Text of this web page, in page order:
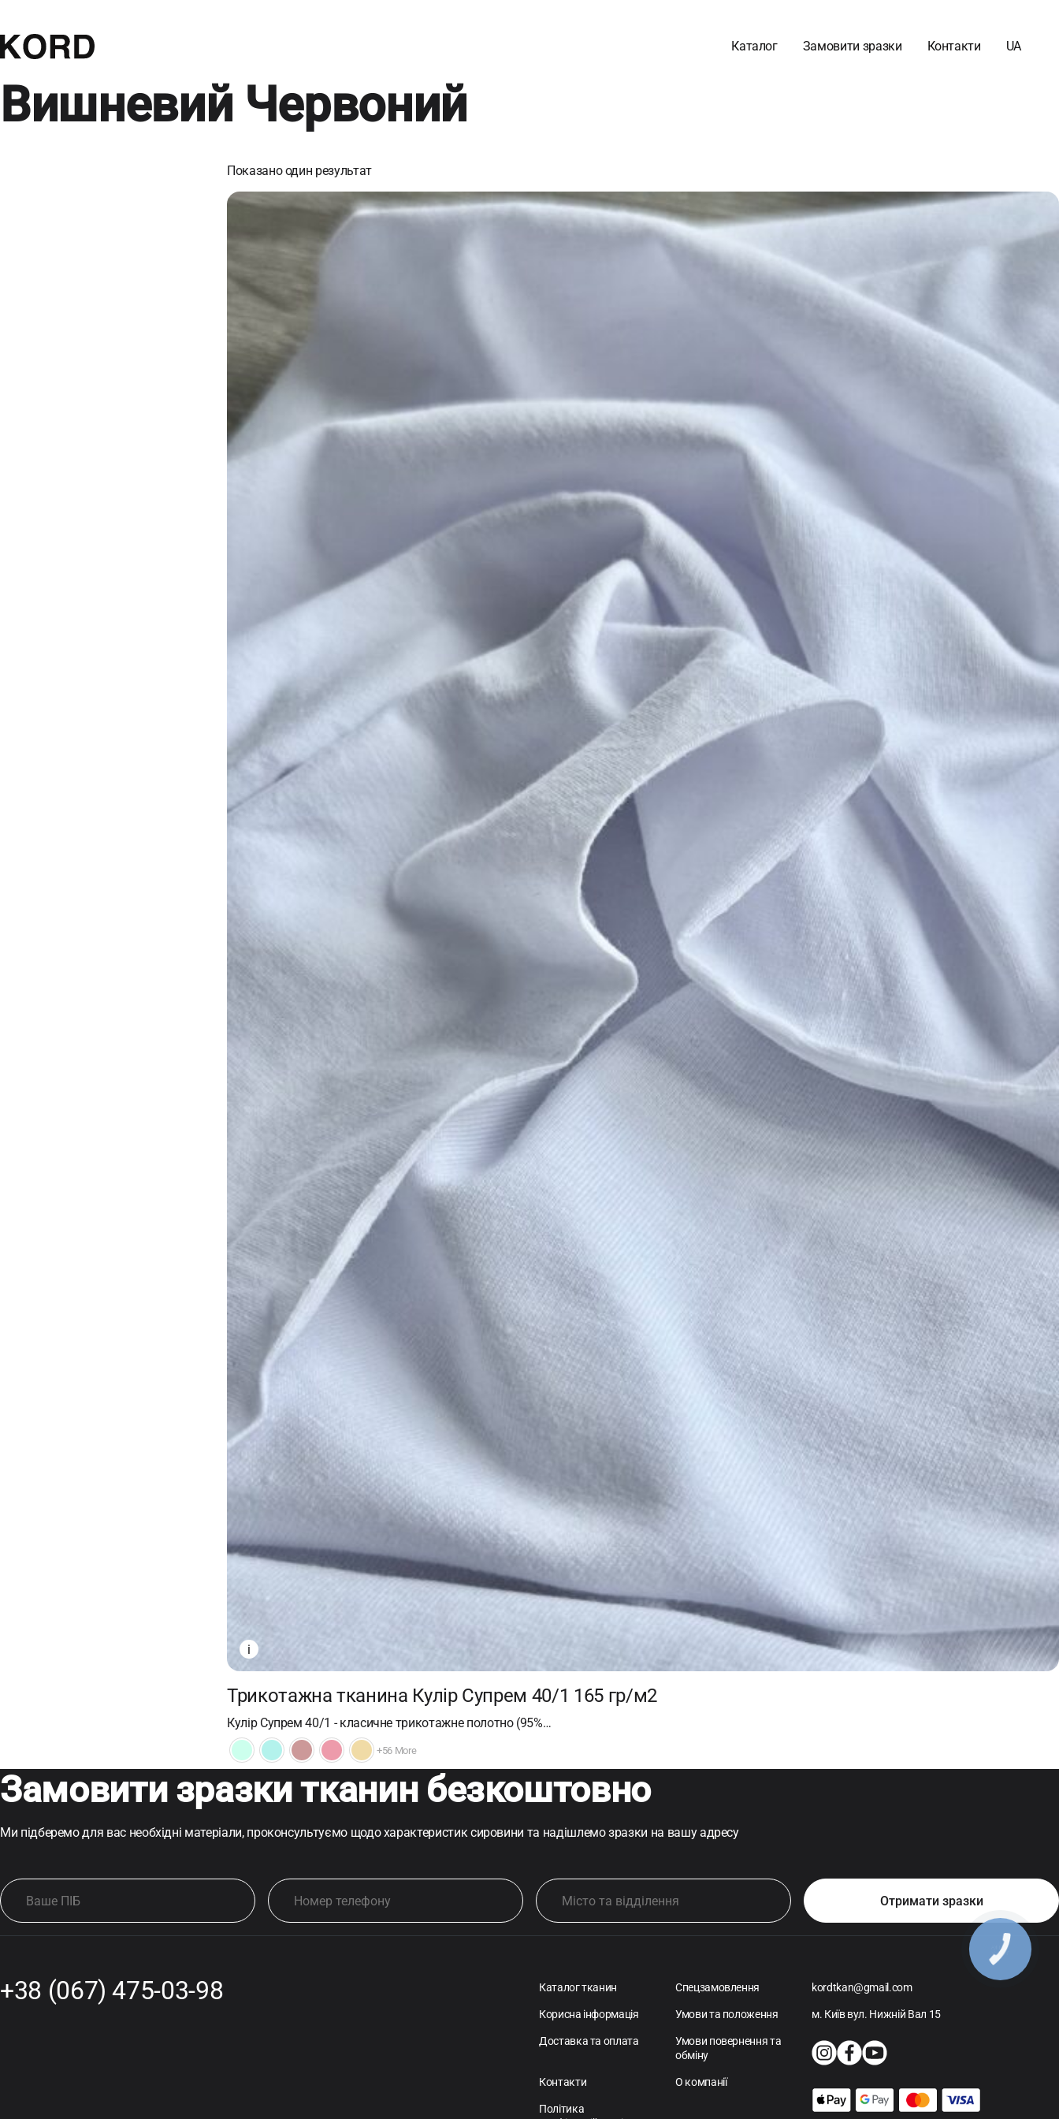
Каталог Замовити зразки Контакти UA
Вишневий Червоний
Показано один результат
i
Трикотажна тканина Кулір Супрем 40/1 165 гр/м2
Кулір Супрем 40/1 - класичне трикотажне полотно (95%…
+56 More
Замовити зразки тканин безкоштовно
Ми підберемо для вас необхідні матеріали, проконсультуємо щодо характеристик сировини та надішлемо зразки на вашу адресу
+38 (067) 475-03-98 Каталог тканин Спецзамовлення
Корисна інформація Умови та положення
Доставка та оплата
Умови повернення та
обміну
Контакти О компанії
Політика
kordtkan@gmail.com
м. Київ вул. Нижній Вал 15